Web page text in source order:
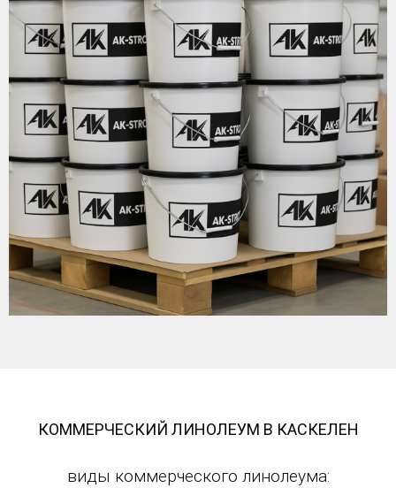
КОММЕРЧЕСКИЙ ЛИНОЛЕУМ В КАСКЕЛЕН
виды коммерческого линолеума: